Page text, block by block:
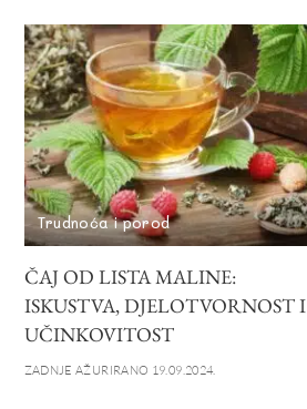
Trudnoća i porod
ČAJ OD LISTA MALINE:
ISKUSTVA, DJELOTVORNOST I
UČINKOVITOST
ZADNJE AŽURIRANO 19.09.2024.